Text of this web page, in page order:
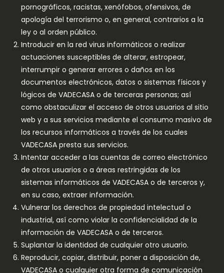
pornográficos, racistas, xenófobos, ofensivos, de
apología del terrorismo o, en general, contrarios a la
ley o al orden público.
Introducir en la red virus informáticos o realizar
actuaciones susceptibles de alterar, estropear,
interrumpir o generar errores o daños en los
documentos electrónicos, datos o sistemas físicos y
lógicos de VADECASA o de terceras personas; así
como obstaculizar el acceso de otros usuarios al sitio
web y a sus servicios mediante el consumo masivo de
los recursos informáticos a través de los cuales
VADECASA presta sus servicios.
Intentar acceder a las cuentas de correo electrónico
de otros usuarios o a áreas restringidas de los
sistemas informáticos de VADECASA o de terceros y,
en su caso, extraer información.
Vulnerar los derechos de propiedad intelectual o
industrial, así como violar la confidencialidad de la
información de VADECASA o de terceros.
Suplantar la identidad de cualquier otro usuario.
Reproducir, copiar, distribuir, poner a disposición de,
VADECASA o cualquier otra forma de comunicación